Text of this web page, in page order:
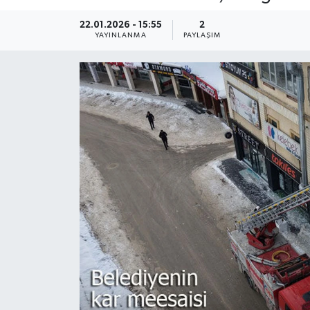
22.01.2026 - 15:55
YAYINLANMA
2
PAYLAŞIM